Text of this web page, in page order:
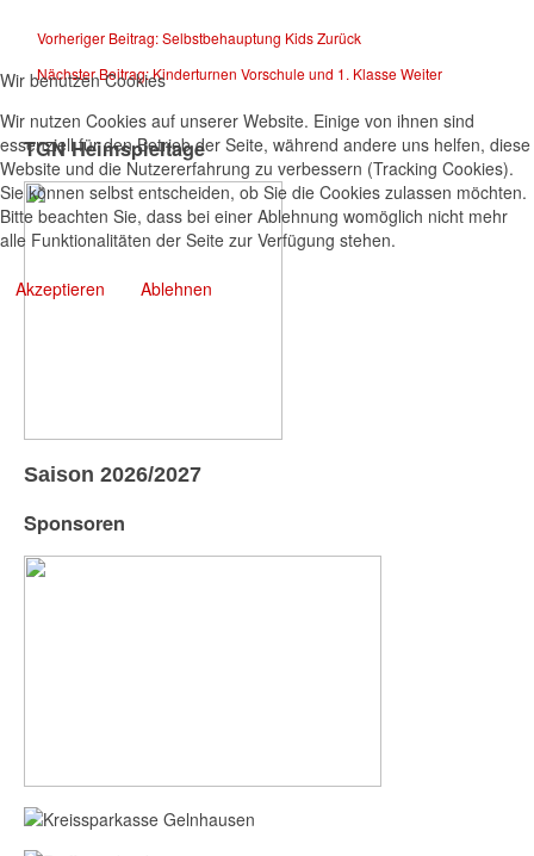
Vorheriger Beitrag: Selbstbehauptung KidsZurück
Nächster Beitrag: Kinderturnen Vorschule und 1. KlasseWeiter
TGN Heimspieltage
Saison 2026/2027
Sponsoren
Wir benutzen Cookies
Wir nutzen Cookies auf unserer Website. Einige von ihnen sind
essenziell für den Betrieb der Seite, während andere uns helfen, diese
Website und die Nutzererfahrung zu verbessern (Tracking Cookies).
Sie können selbst entscheiden, ob Sie die Cookies zulassen möchten.
Bitte beachten Sie, dass bei einer Ablehnung womöglich nicht mehr
alle Funktionalitäten der Seite zur Verfügung stehen.
Akzeptieren Ablehnen